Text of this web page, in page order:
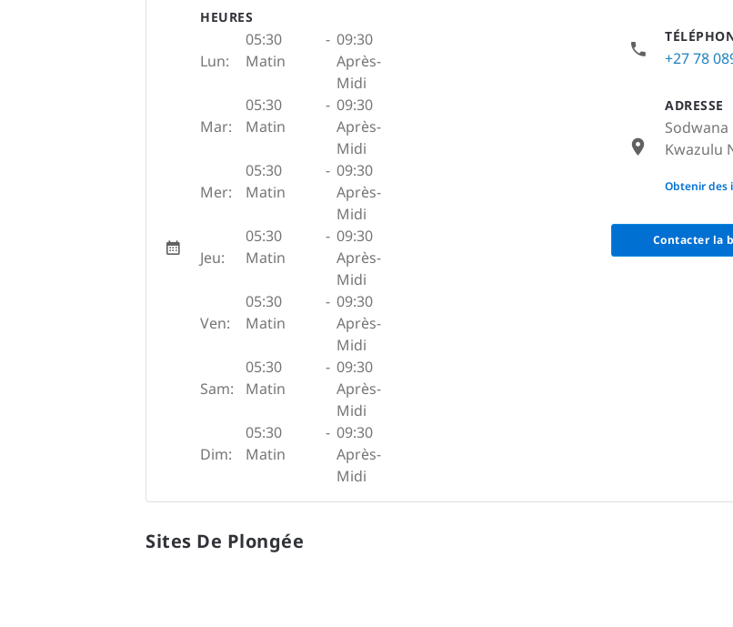
HEURES
Lun:
05:30
Matin
- 09:30
Après-
Midi
Mar:
05:30
Matin
- 09:30
Après-
Midi
Mer:
05:30
Matin
- 09:30
Après-
Midi
Jeu:
05:30
Matin
- 09:30
Après-
Midi
Ven:
05:30
Matin
- 09:30
Après-
Midi
Sam:
05:30
Matin
- 09:30
Après-
Midi
Dim:
05:30
Matin
- 09:30
Après-
Midi
+27 78
ADRESSE
Sodwana
Kwazulu
None
Obtenir des
Contacter la
Sites De Plongée